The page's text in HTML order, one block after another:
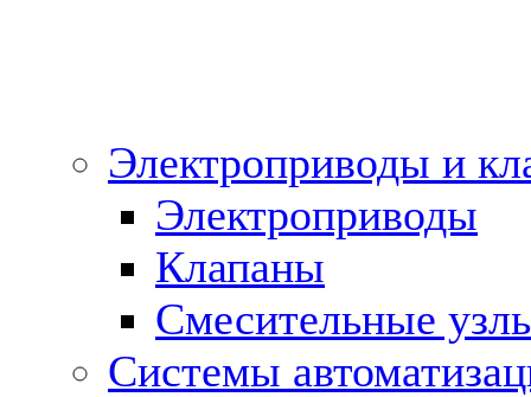
Электроприводы и
Электроприводы
Клапаны
Cмесительные
Системы